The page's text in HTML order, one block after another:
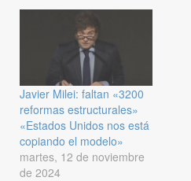
Javier Milei: faltan «3200
reformas estructurales»
«Estados Unidos nos está
copiando el modelo»
martes, 12 de noviembre
de 2024